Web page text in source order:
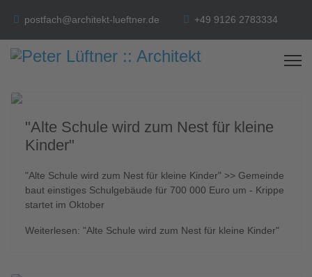
postfach@architekt-lueftner.de +49 9126 2783334
"Alte Schule wird zum Nest für kleine
Kinder"
"Alte Schule wird zum Nest für kleine Kinder" >> Gemeinde
baut einstiges Schulgebäude für 700 000 Euro um - Krippe
startet im Oktober
Weiterlesen: "Alte Schule wird zum Nest für kleine Kinder"